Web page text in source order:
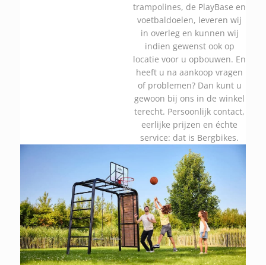
trampolines, de PlayBase en
voetbaldoelen, leveren wij
in overleg en kunnen wij
indien gewenst ook op
locatie voor u opbouwen. En
heeft u na aankoop vragen
of problemen? Dan kunt u
gewoon bij ons in de winkel
terecht. Persoonlijk contact,
eerlijke prijzen en échte
service: dat is Bergbikes.